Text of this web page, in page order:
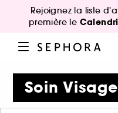
Rejoignez la liste
première le
Soin Visage